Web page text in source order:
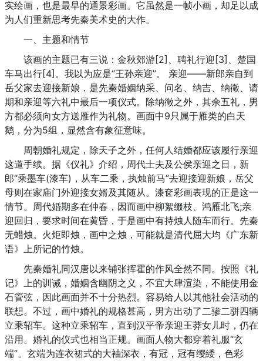
实绘画，也是最早的通景彩画。它虽然是一帧小画，却足以成
为人们重新思考先秦美术史的大作。
一、主题和情节
该画的主题已有三说：金秋郊游[2]、聘礼行迎[3]、楚国
车马出行[4]。我以为应是“王孙亲迎”。 亲迎——新郎亲自到
岳父家去迎接新娘，是先秦婚姻纳采、问名、纳吉、纳徵、请
期和亲迎等六礼中最后一项仪式。除纳徵之外，其余五礼，男
方都必须向女方送雁作为礼物。画面中9只属于雁类的白天
鹅，分为5组，显然含有象征意味。
周朝婚礼规定，除天子之外，任何人结婚都应该履行亲迎
这道手续。据《仪礼》介绍，周代士夫及公侯亲迎之日，新
郎“乘墨车(漆车)，从车二乘，执烛前马”去迎接迎新娘，岳父
母则在家庙门外迎接女婿及其随从。漆奁彩画表现的正是这一
情节。周代婚期多在仲春，因而画中柳絮缀枝、鸿雁北飞;亲
迎回归，要求时间在黄昏，于是画中有持烛人随车而行。先秦
无蜡烛。火炬即烛，画中之烛，可能就是清代屈大均《广东新
语》上所记的竹烛。
先秦婚礼同汉唐以来铺张挥霍的作风全然不同。按照《礼
记》上的训诫，婚姻含幽阴之义，不宜大肆渲染，不能使用金
石管弦，因此画面并不十分热烈。容易给人以其他社会活动的
联想。不过，画中婚礼的规格甚高，男方出动了二骖二骈四辆
立乘轺车。这种立乘轺车，直到汉平帝亲迎王莽女儿时，仍在
沿用。婚礼的仪式也相当正规。画面人物大都穿着礼服“玄
端”。玄端为连衣裙式的大袖深衣，有冠，冠有缨緌，色彩